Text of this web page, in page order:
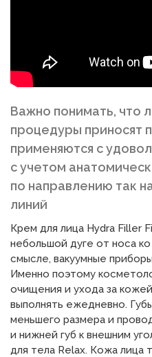
Важно понимать, что
процедуры приносят
применяются с
с учетом
по направлению так
линий
Крем для лица Hydra Filler
небольшой дуге от носа
смысле, вакуумные
Именно поэтому
очищения и ухода за
выполнять ежедневно.
меньшего размера и
и нижней губ к внешним
для тела Relax. Кожа лица